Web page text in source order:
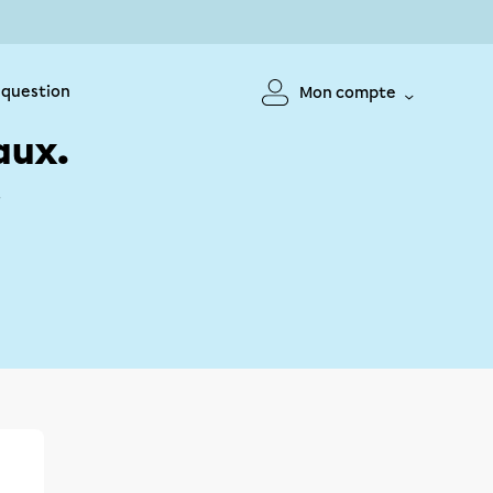
Mon compte